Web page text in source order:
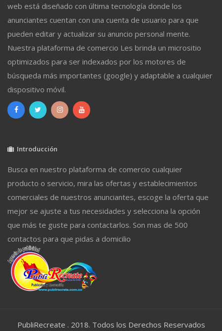
web está diseñado con última tecnología donde los
anunciantes cuentan con una cuenta de usuario para que
pueden editar y actualizar su anuncio personal mente.
Nuestra plataforma de comercio Les brinda un micrositio
optimizados para ser indexados por los motores de
búsqueda más importantes (google) y adaptable a cualquier
dispositivo móvil.
Introducción
Busca en nuestro plataforma de comercio cualquier
producto o servicio, mira las ofertas y establecimientos
comerciales de nuestros anunciantes, escoge la oferta que
mejor se ajuste a tus necesidades y selecciona la opción
que más te guste para contactarlos. Son mas de 500
contactos para que pidas a domicilio
PubliRecreate . 2018. Todos los Derechos Reservados